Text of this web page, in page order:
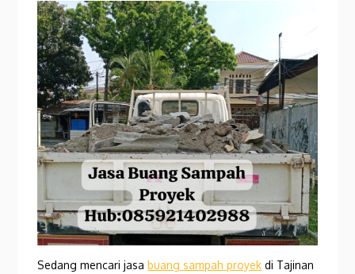
Sedang mencari jasabuang sampah proyek di Tajinan